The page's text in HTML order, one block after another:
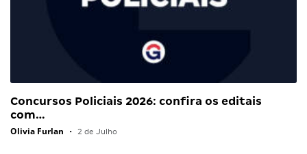
Concursos Policiais 2026: confira os editais
com…
Olivia Furlan • 2 de Julho